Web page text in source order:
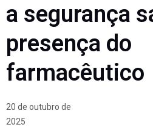
a segurança
presença do
farmacêutico
20 de outubro de
2025